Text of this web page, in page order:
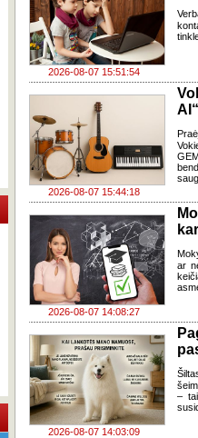
2026-08-07 15:51:54
2026-08-07 15:44:18
2026-08-07 14:08:27
ar
2026-08-07 14:03:09
–